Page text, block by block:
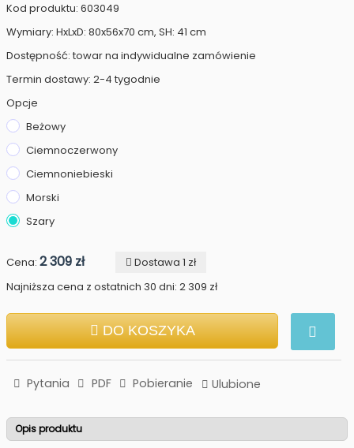
Kod produktu: 603049
Wymiary: HxLxD: 80x56x70 cm, SH: 41 cm
Dostępność: towar na indywidualne zamówienie
Termin dostawy: 2-4 tygodnie
Opcje
Beżowy
Ciemnoczerwony
Ciemnoniebieski
Morski
Szary
Cena: 2 309 zł
Dostawa 1 zł
Najniższa cena z ostatnich 30 dni: 2 309 zł
DO KOSZYKA
Pytania PDF Pobieranie Ulubione
Opis produktu